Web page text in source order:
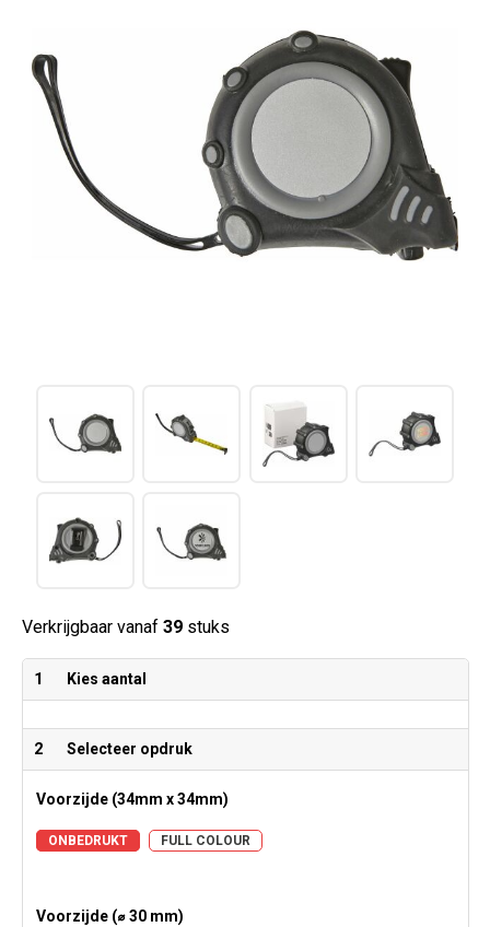
Verkrijgbaar vanaf 39stuks
1 Kies aantal
2 Selecteer opdruk
Voorzijde (34mm x 34mm)
ONBEDRUKT FULL COLOUR
Voorzijde (⌀ 30 mm)